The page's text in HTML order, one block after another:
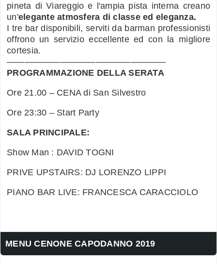
pineta di Viareggio e l'ampia pista interna creano
un'elegante atmosfera di classe ed eleganza.
I tre bar disponibili, serviti da barman professionisti
offrono un servizio eccellente ed con la migliore
cortesia.
——————————————————
PROGRAMMAZIONE DELLA SERATA
Ore 21.00 – CENA di San Silvestro
Ore 23:30 – Start Party
SALA PRINCIPALE:
Show Man : DAVID TOGNI
PRIVE UPSTAIRS: DJ LORENZO LIPPI
PIANO BAR LIVE: FRANCESCA CARACCIOLO
MENU CENONE CAPODANNO 2019